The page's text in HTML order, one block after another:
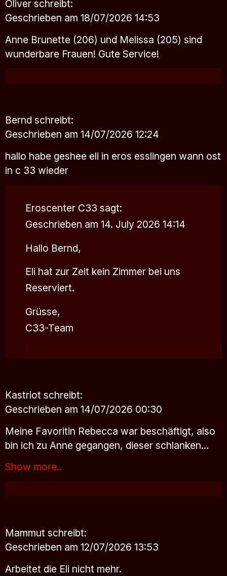
Oliver schreibt:
Geschrieben am 18/07/2026 14:53
Anne Brunette (206) und Melissa (205) sind
wunderbare Frauen! Gute Service!
Bernd schreibt:
Geschrieben am 14/07/2026 12:24
hallo habe geshee eli in eros esslingen wann ost
in c 33 wieder
Eroscenter C33 sagt:
Geschrieben am 14. July 2026 14:14
Hallo Bernd,
Eli hat zur Zeit kein Zimmer bei uns
Reserviert.
Grüsse,
C33-Team
Kastriot schreibt:
Geschrieben am 14/07/2026 00:30
Meine Favoritin Rebecca war beschäftigt, also
bin ich zu Anne gegangen, dieser schlanken…
Show more..
Mammut schreibt:
Geschrieben am 12/07/2026 13:53
Arbeitet die Eli nicht mehr.